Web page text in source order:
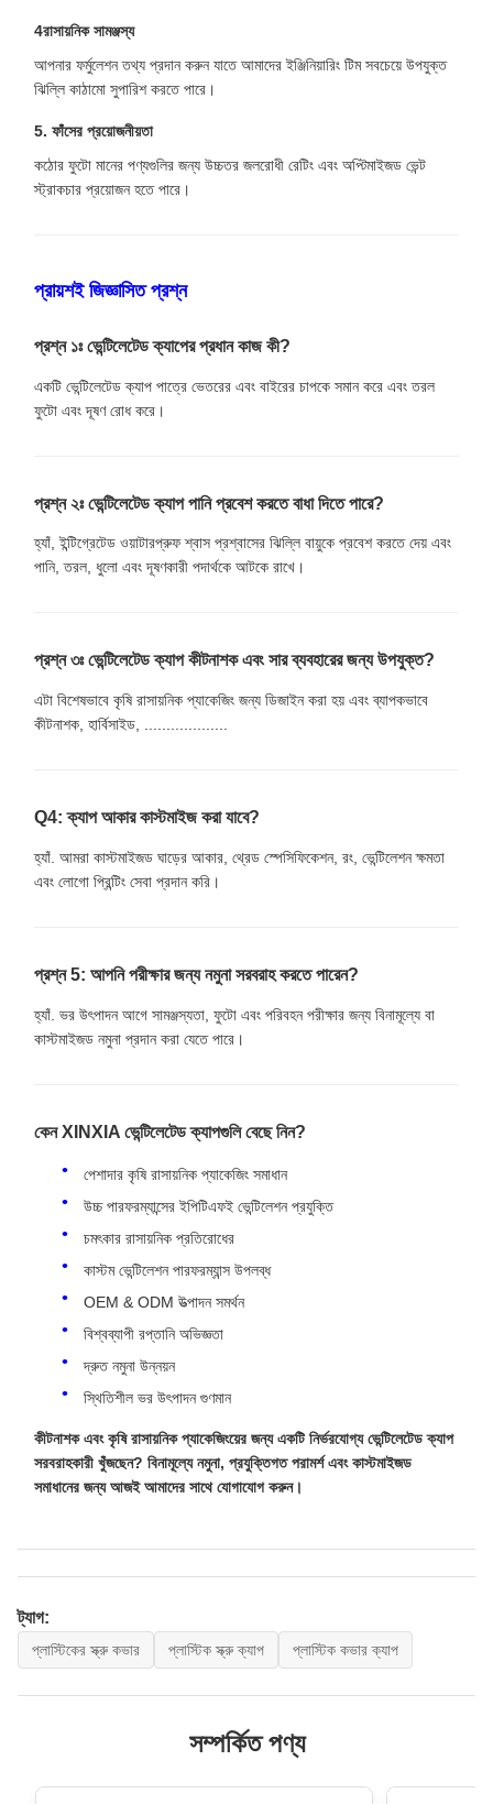
4রাসায়নিক সামঞ্জস্য
আপনার ফর্মুলেশন তথ্য প্রদান করুন যাতে আমাদের ইঞ্জিনিয়ারিং টিম সবচেয়ে উপযুক্ত
ঝিল্লি কাঠামো সুপারিশ করতে পারে।
5. ফাঁসের প্রয়োজনীয়তা
কঠোর ফুটো মানের পণ্যগুলির জন্য উচ্চতর জলরোধী রেটিং এবং অপ্টিমাইজড ভেন্ট
স্ট্রাকচার প্রয়োজন হতে পারে।
প্রায়শই জিজ্ঞাসিত প্রশ্ন
প্রশ্ন ১ঃ ভেন্টিলেটেড ক্যাপের প্রধান কাজ কী?
একটি ভেন্টিলেটেড ক্যাপ পাত্রে ভেতরের এবং বাইরের চাপকে সমান করে এবং তরল
ফুটো এবং দূষণ রোধ করে।
প্রশ্ন ২ঃ ভেন্টিলেটেড ক্যাপ পানি প্রবেশ করতে বাধা দিতে পারে?
হ্যাঁ, ইন্টিগ্রেটেড ওয়াটারপ্রুফ শ্বাস প্রশ্বাসের ঝিল্লি বায়ুকে প্রবেশ করতে দেয় এবং
পানি, তরল, ধুলো এবং দূষণকারী পদার্থকে আটকে রাখে।
প্রশ্ন ৩ঃ ভেন্টিলেটেড ক্যাপ কীটনাশক এবং সার ব্যবহারের জন্য উপযুক্ত?
এটা বিশেষভাবে কৃষি রাসায়নিক প্যাকেজিং জন্য ডিজাইন করা হয় এবং ব্যাপকভাবে
কীটনাশক, হার্বিসাইড, ...................
Q4: ক্যাপ আকার কাস্টমাইজ করা যাবে?
হ্যাঁ. আমরা কাস্টমাইজড ঘাড়ের আকার, থ্রেড স্পেসিফিকেশন, রং, ভেন্টিলেশন ক্ষমতা
এবং লোগো প্রিন্টিং সেবা প্রদান করি।
প্রশ্ন 5: আপনি পরীক্ষার জন্য নমুনা সরবরাহ করতে পারেন?
হ্যাঁ. ভর উৎপাদন আগে সামঞ্জস্যতা, ফুটো এবং পরিবহন পরীক্ষার জন্য বিনামূল্যে বা
কাস্টমাইজড নমুনা প্রদান করা যেতে পারে।
কেন XINXIA ভেন্টিলেটেড ক্যাপগুলি বেছে নিন?
পেশাদার কৃষি রাসায়নিক প্যাকেজিং সমাধান
উচ্চ পারফরম্যান্সের ইপিটিএফই ভেন্টিলেশন প্রযুক্তি
চমৎকার রাসায়নিক প্রতিরোধের
কাস্টম ভেন্টিলেশন পারফরম্যান্স উপলব্ধ
OEM & ODM উত্পাদন সমর্থন
বিশ্বব্যাপী রপ্তানি অভিজ্ঞতা
দ্রুত নমুনা উন্নয়ন
স্থিতিশীল ভর উৎপাদন গুণমান
কীটনাশক এবং কৃষি রাসায়নিক প্যাকেজিংয়ের জন্য একটি নির্ভরযোগ্য ভেন্টিলেটেড ক্যাপ
সরবরাহকারী খুঁজছেন? বিনামূল্যে নমুনা, প্রযুক্তিগত পরামর্শ এবং কাস্টমাইজড
সমাধানের জন্য আজই আমাদের সাথে যোগাযোগ করুন।
ট্যাগ:
প্লাস্টিকের স্ক্রু কভার প্লাস্টিক স্ক্রু ক্যাপ প্লাস্টিক কভার ক্যাপ
সম্পর্কিত পণ্য